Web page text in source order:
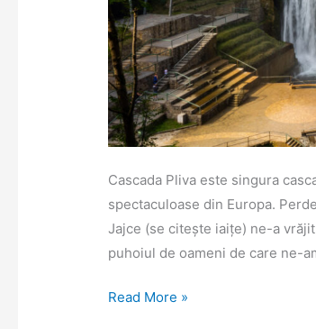
Cascada Pliva este singura
spectaculoase din Europa.
Jajce (se citește iaițe) ne-a
puhoiul de oameni de care ne-
Pliva
Read More »